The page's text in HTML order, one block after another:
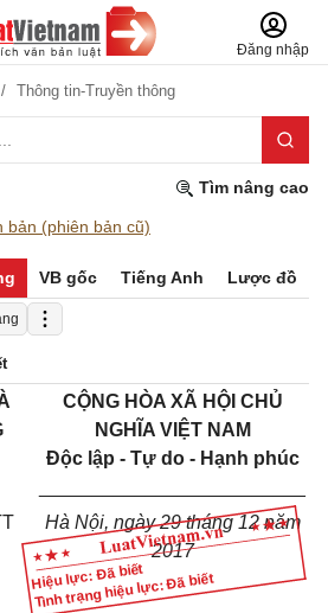
Đăng nhập
Thông tin-Truyền thông
Tìm nâng cao
bản (phiên bản cũ)
VB gốc Tiếng Anh Lược đồ
Hiệu lực: Đã biết
Tình trạng hiệu lực: Đã biết
CỘNG HÒA XÃ HỘI CHỦ
NGHĨA VIỆT NAM
Độc lập - Tự do - Hạnh phúc
Hà Nội, ngày29tháng12năm
2017